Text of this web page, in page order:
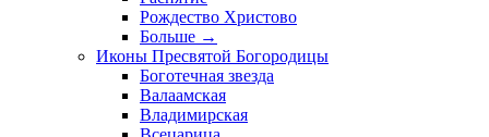
Рождество Христово
Больше →
Иконы Пресвятой Богородицы
Боготечная звезда
Валаамская
Владимирская